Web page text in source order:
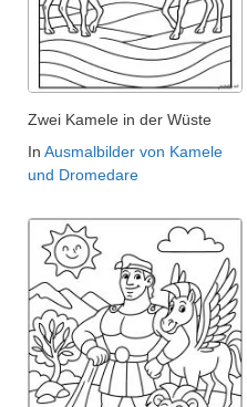
Zwei Kamele in der Wüste
In Ausmalbilder von Kamele
und Dromedare